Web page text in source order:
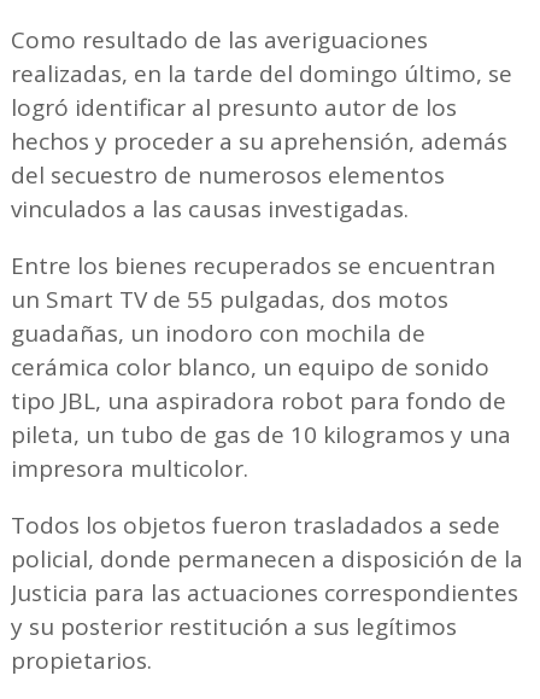
Como resultado de las averiguaciones
realizadas, en la tarde del domingo último, se
logró identificar al presunto autor de los
hechos y proceder a su aprehensión, además
del secuestro de numerosos elementos
vinculados a las causas investigadas.
Entre los bienes recuperados se encuentran
un Smart TV de 55 pulgadas, dos motos
guadañas, un inodoro con mochila de
cerámica color blanco, un equipo de sonido
tipo JBL, una aspiradora robot para fondo de
pileta, un tubo de gas de 10 kilogramos y una
impresora multicolor.
Todos los objetos fueron trasladados a sede
policial, donde permanecen a disposición de la
Justicia para las actuaciones correspondientes
y su posterior restitución a sus legítimos
propietarios.